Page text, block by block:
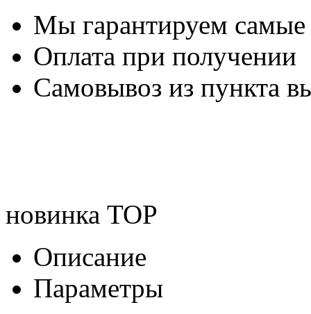
Мы гарантируем
Оплата при получении
Самовывоз из пункта
новинка TOP
Описание
Параметры